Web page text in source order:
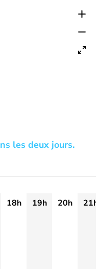
les deux jours.
18h 19h 20h
21h